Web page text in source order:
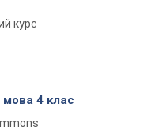
курс
мова 4 клас